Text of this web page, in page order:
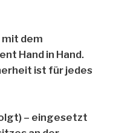
dem
Hand in Hand.
ist für jedes
– eingesetzt